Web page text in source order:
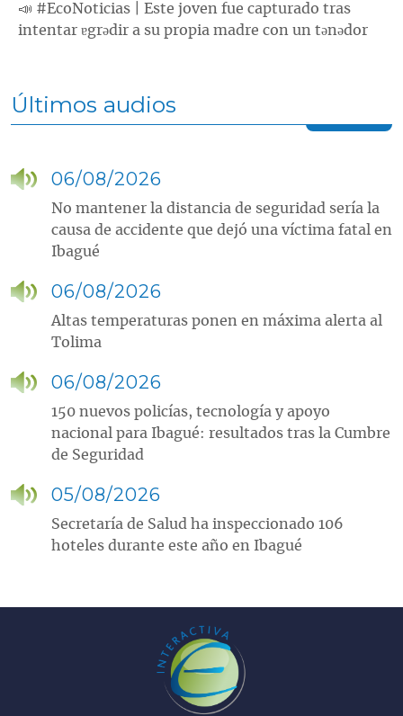
📣 #EcoNoticias | Este joven fue capturado tras
intentar ɐgrǝdir a su propia madre con un tǝnǝdor
Últimos audios
06/08/2026
No mantener la distancia de seguridad sería la
causa de accidente que dejó una víctima fatal en
Ibagué
06/08/2026
Altas temperaturas ponen en máxima alerta al
Tolima
06/08/2026
150 nuevos policías, tecnología y apoyo
nacional para Ibagué: resultados tras la Cumbre
de Seguridad
05/08/2026
Secretaría de Salud ha inspeccionado 106
hoteles durante este año en Ibagué